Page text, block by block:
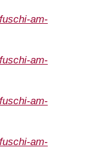
am-
am-
am-
am-